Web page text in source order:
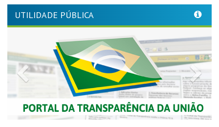
UTILIDADE PÚBLICA
Previous